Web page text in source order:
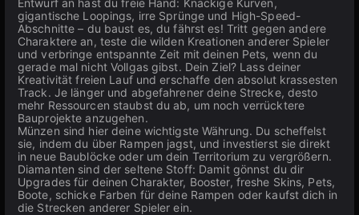
Entwurf an hast du freie Hand: Knackige Kurven,
gigantische Loopings, irre Sprünge und High-Speed-
Abschnitte – du baust es, du fährst es! Tritt gegen andere
Charaktere an, teste die wilden Kreationen anderer Spieler
und verbringe entspannte Zeit mit deinen Pets, wenn du
gerade mal nicht Vollgas gibst. Dein Ziel? Lass deiner
Kreativität freien Lauf und erschaffe den absolut krassesten
Track. Je länger und abgefahrener deine Strecke, desto
mehr Ressourcen staubst du ab, um noch verrücktere
Bauprojekte anzugehen.
Münzen sind hier deine wichtigste Währung. Du scheffelst
sie, indem du über Rampen jagst, und investierst sie direkt
in neue Baublöcke oder um dein Territorium zu vergrößern.
Diamanten sind der seltene Stoff: Damit gönnst du dir
Upgrades für deinen Charakter, Booster, freshe Skins, Pets,
Boote, schicke Farben für deine Rampen oder kaufst dich in
die Strecken anderer Spieler ein.